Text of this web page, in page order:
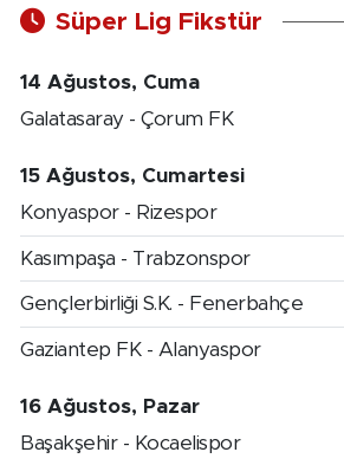
Süper Lig Fikstür
14 Ağustos, Cuma
Galatasaray - Çorum FK
15 Ağustos, Cumartesi
Konyaspor - Rizespor
Kasımpaşa - Trabzonspor
Gençlerbirliği S.K. - Fenerbahçe
Gaziantep FK - Alanyaspor
16 Ağustos, Pazar
Başakşehir - Kocaelispor